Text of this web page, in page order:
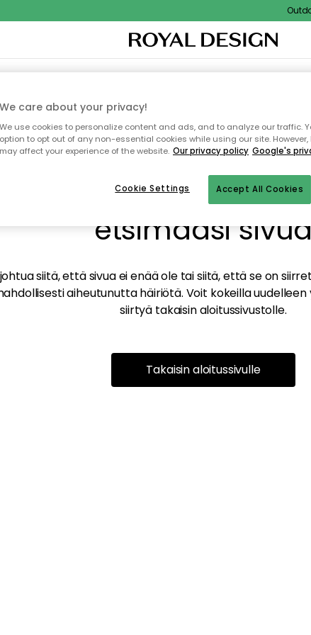
JA KATTAUSSISUSTUSTEKSTIILIT & MATOTKEITTIÖSÄILYTYS
Emme valitettavasti
etsimääsi
siitä, että sivua ei enää ole tai siitä, että se on
aiheutunutta häiriötä. Voit kokeilla
siirtyä takaisin aloitussivustolle.
Takaisin aloitussivulle
We care about your privacy!
We use cookies to personalize content and ads, and to analyze our traffic.
option to opt out of any non-essential cookies while using our site.
may affect your experience of the website. Our privacy policy Google's
Accept All Cookies
Cookie Settings